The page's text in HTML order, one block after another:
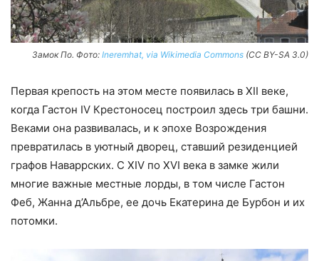
Замок По. Фото: Ineremhat, via Wikimedia Commons (CC BY-SA 3.0)
Первая крепость на этом месте появилась в XII веке,
когда Гастон IV Крестоносец построил здесь три башни.
Веками она развивалась, и к эпохе Возрождения
превратилась в уютный дворец, ставший резиденцией
графов Наваррских. С XIV по XVI века в замке жили
многие важные местные лорды, в том числе Гастон
Феб, Жанна д’Альбре, ее дочь Екатерина де Бурбон и их
потомки.